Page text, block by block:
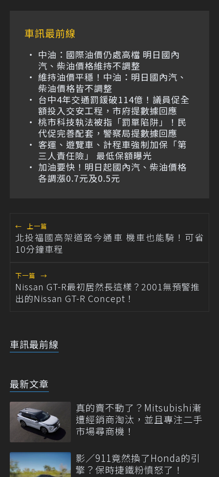
車訊最前線
中油：國際油價仍處高檔 明日國內
汽、柴油價格維持不調整
維持油價平穩！中油：明日國內汽、
柴油價格皆不調整
台中4年交通罰鍰破114億！議員促全
額投入交安工程，市府提數據回應
桃市科技執法被指「罰單陷阱」！民
代促完善配套，警察局提數據回應
客運、遊覽車、計程車強制加保「第
三人責任險」 最低保額曝光
加油要快！明日起國內汽、柴油價格
各調漲0.7元及0.5元
← 上一篇
北投福國高架道路今通車 機車也能騎！可省
10分鐘車程
下一篇 →
Nissan GT-R最初居然長這樣？2001無預警推
出的Nissan GT-R Concept！
車訊最前線
最新文章
真的賣不動了？Mitsubishi漸
遭經銷商淘汰，並且專注二手
市場尋商機！
影／911竟然換了Honda的引
擎？保時捷鐵粉憤怒了！